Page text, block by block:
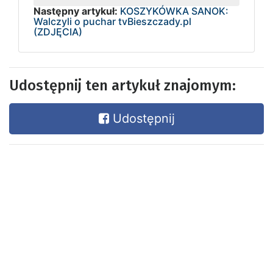
Następny artykuł: KOSZYKÓWKA SANOK:
Walczyli o puchar tvBieszczady.pl
(ZDJĘCIA)
Udostępnij ten artykuł znajomym:
Udostępnij